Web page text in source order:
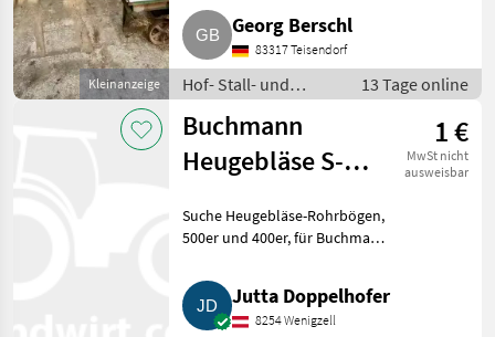
Kleinanzeige
Metall. Rohre und Flachriemen
sind dabei. Hof- Stall- und
Weidetechnik Heutechni
Georg Berschl
83317 Teisendorf
Hof- Stall- und
Weidetechnik /
Heutechnik
13 Tage online
Buchmann
Heugebläse S-
Rohrbögen
1 €
MwSt nicht
ausweisbar
Suche Heugebläse-Rohrbögen,
500er und 400er, für Buchmann
Bitte nur Bögen, keine anderen
Rohre oder Heugebläse
anbieten. Hof- Stall- und W
Jutta Doppelhofer
8254 Wenigzell